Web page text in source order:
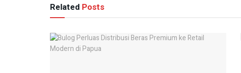
Related Posts